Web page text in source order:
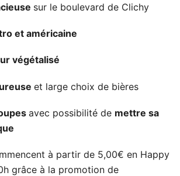
sur le boulevard de Clichy
et américaine
végétalisé
et large choix de bières
avec possibilité de mettre sa
à partir de 5,00€ en Happy
grâce à la promotion de